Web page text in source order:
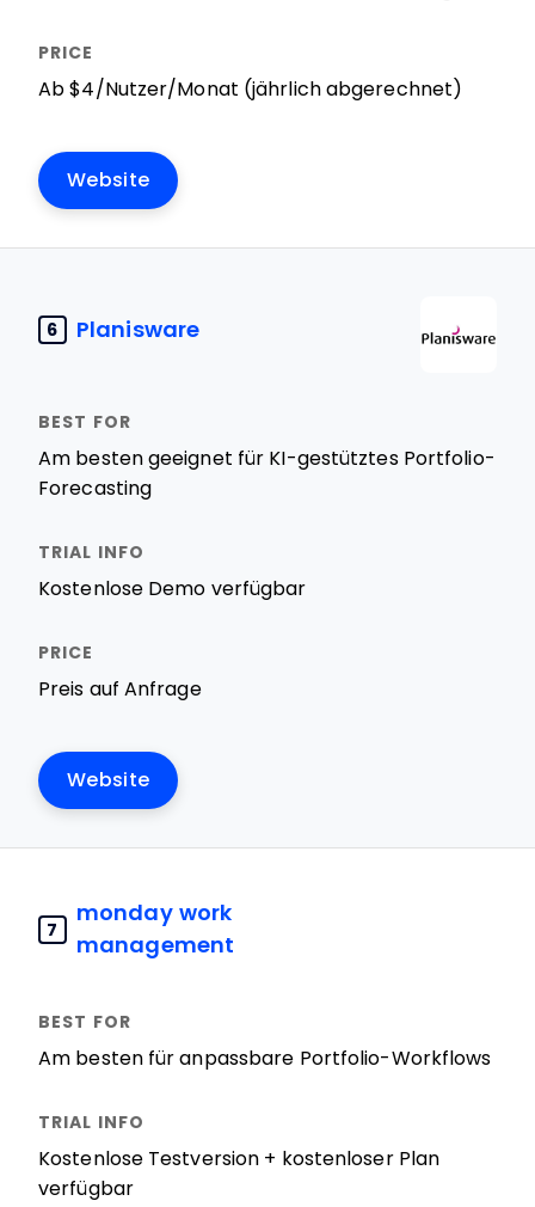
Ab $4/Nutzer/Monat (jährlich abgerechnet)
Website
6 Planisware
Am besten geeignet für KI-gestütztes Portfolio-
Forecasting
Kostenlose Demo verfügbar
Preis auf Anfrage
Website
7
monday work
management
Am besten für anpassbare Portfolio-Workflows
Kostenlose Testversion + kostenloser Plan
verfügbar